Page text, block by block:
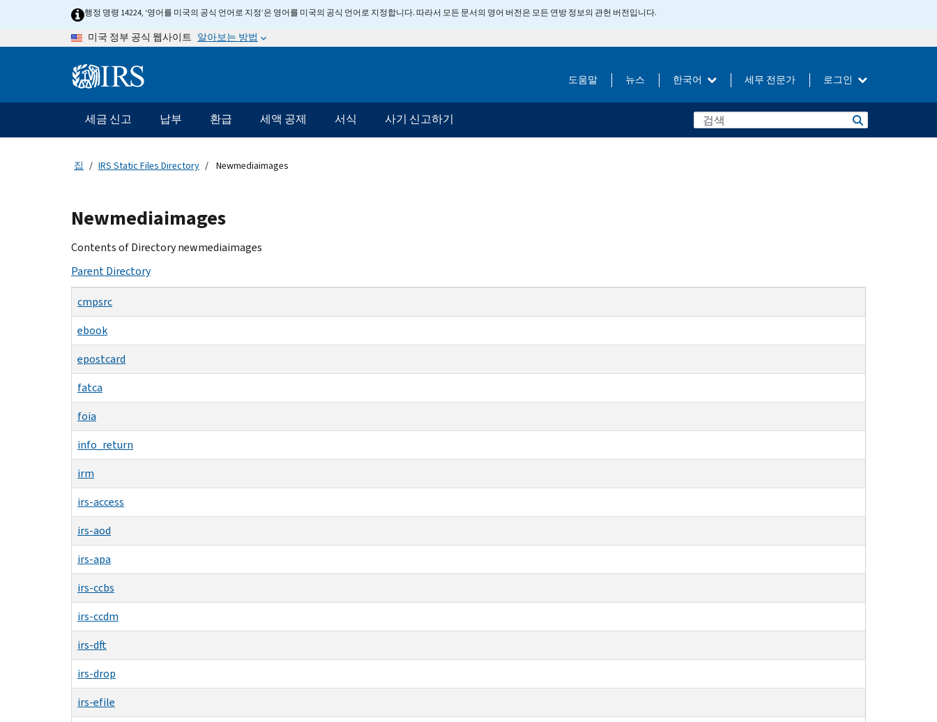
행정 명령 14224, ‘영어를 미국의 공식 언어로 지정’은 영어를 미국의 공식 언어로 지정합니다. 따라서 모든 문서의 영어 버전은 모든 연방 정보의 관헌 버전입니다.
미국 정부 공식 웹사이트 알아보는 방법
Information 도움말 뉴스 한국어 세무 전문가 로그인
메
인
네
이
바
세금 신고 납부 환급 세액 공제 서식 사기 신고하기
집 IRS Static Files Directory Newmediaimages
Beginning
of
main
Newmediaimages
Contents of Directory newmediaimages
Parent Directory
cmpsrc
ebook
epostcard
fatca
foia
info_return
irm
irs-access
irs-aod
irs-apa
irs-ccbs
irs-ccdm
irs-dft
irs-drop
irs-efile